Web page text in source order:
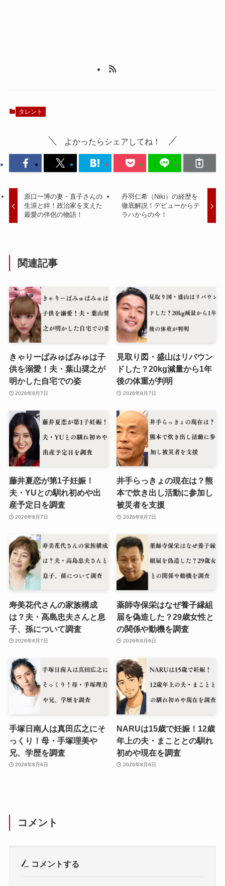
タレント
よかったらシェアしてね！
原口一博の妻・直子さんの
生涯と絆！政治家を支えた
最愛の伴侶の物語！
丹羽仁希（Niki）の経歴を
徹底解説！デビューからテ
ラハからの今！
関連記事
きゃりーぱみゅぱみゅは子
供を溺愛！夫・葉山奨之が
明かした自宅での姿
2026年8月7日
見取り図・盛山はリバウン
ドした？20kg減量から1年
後の体重が判明
2026年8月7日
藤井夏恋が第1子妊娠！
夫・YUとの馴れ初めや出
産予定日を調査
2026年8月7日
井手らっきょの現在は？熊
本で炊き出し活動に参加し
被災者を支援
2026年8月7日
寿美花代さんの家族構成
は？夫・高島忠夫さんと息
子、孫について調査
2026年8月7日
薬師寺保栄はなぜ養子縁組
届を偽造した？29歳女性と
の関係や動機を調査
2026年8月6日
手塚日南人は真田広之にそ
っくり！母・手塚理美や
兄、学歴を調査
2026年8月6日
NARUは15歳で妊娠！12歳
年上の夫・まこととの馴れ
初めや現在を調査
2026年8月6日
コメント
コメントする